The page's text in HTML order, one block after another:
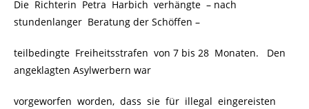
Die Richterin Petra Harbich verhängte – nach
stundenlanger Beratung der Schöffen –
teilbedingte Freiheitsstrafen von 7 bis 28 Monaten. Den
angeklagten Asylwerbern war
vorgeworfen worden, dass sie für illegal eingereisten